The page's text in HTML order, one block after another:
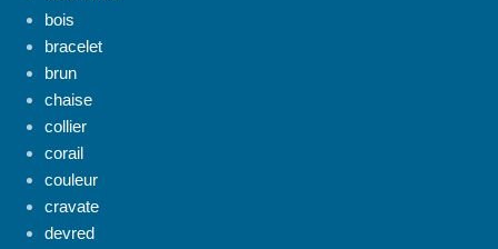
bois
bracelet
brun
chaise
collier
corail
couleur
cravate
devred